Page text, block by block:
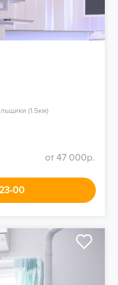
(1.5км)
от 47 000р.
00